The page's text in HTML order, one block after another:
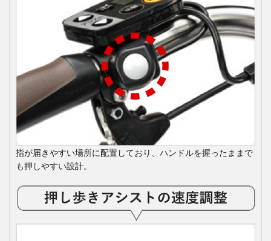
指が届きやすい場所に配置しており、ハンドルを握ったままで
も押しやすい設計。